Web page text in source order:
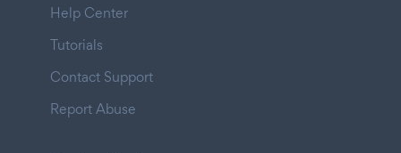
Help Center
Tutorials
Contact Support
Report Abuse